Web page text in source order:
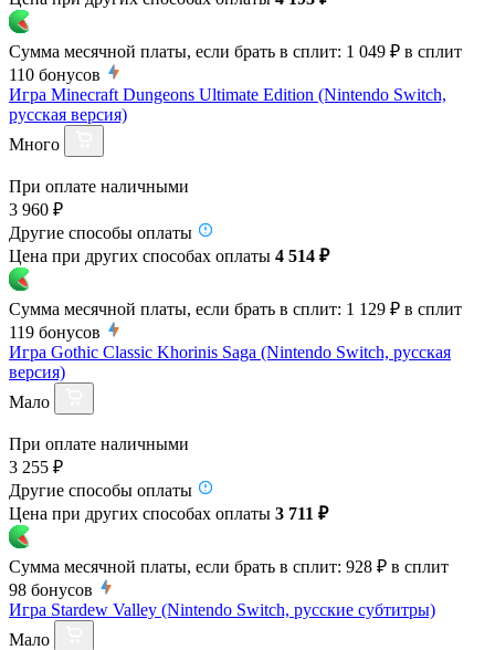
Сумма месячной платы, если брать в сплит: 1 049 ₽ в сплит
110 бонусов
Игра Minecraft Dungeons Ultimate Edition (Nintendo Switch,
русская версия)
Много
При оплате наличными
3 960 ₽
Другие способы оплаты
Цена при других способах оплаты 4 514 ₽
Сумма месячной платы, если брать в сплит: 1 129 ₽ в сплит
119 бонусов
Игра Gothic Classic Khorinis Saga (Nintendo Switch, русская
версия)
Мало
При оплате наличными
3 255 ₽
Другие способы оплаты
Цена при других способах оплаты 3 711 ₽
Сумма месячной платы, если брать в сплит: 928 ₽ в сплит
98 бонусов
Игра Stardew Valley (Nintendo Switch, русские субтитры)
Мало